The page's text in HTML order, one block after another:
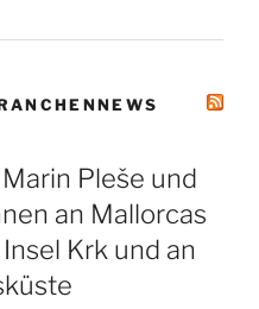
Pleše und
an Mallorcas
Krk und an